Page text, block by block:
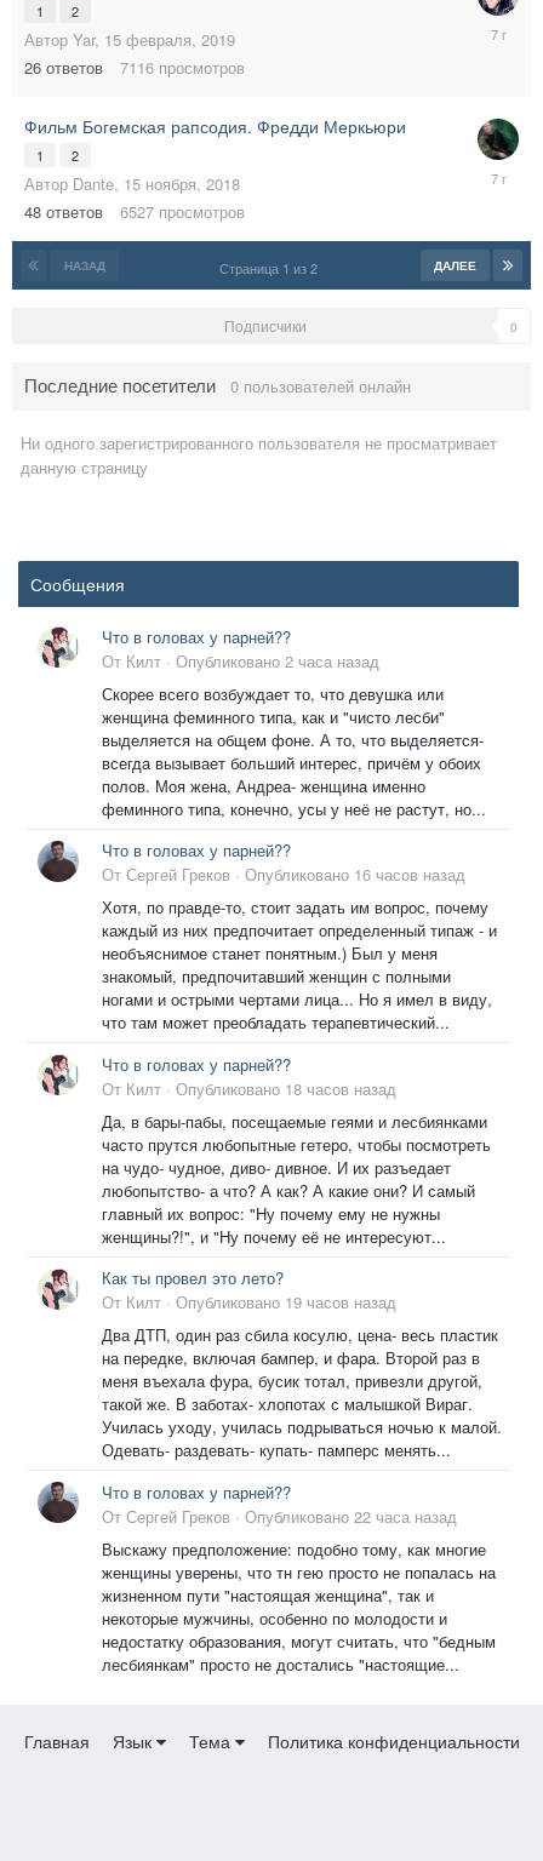
1 2
Автор Yar, 15 февраля, 2019
26 ответов 7116 просмотров
16
Фильм Богемская рапсодия. Фредди Меркьюри
1 2
Автор Dante, 15 ноября, 2018
48 ответов 6527 просмотров
30
ноября,
НАЗАД ДАЛЕЕ
Страница 1 из 2
Подписчики 0
Последние посетители 0 пользователей онлайн
Ни одного зарегистрированного пользователя не просматривает
данную страницу
Сообщения
Что в головах у парней??
От Килт · Опубликовано 2 часа назад
Скорее всего возбуждает то, что девушка или
женщина феминного типа, как и "чисто лесби"
выделяется на общем фоне. А то, что выделяется-
всегда вызывает больший интерес, причём у обоих
полов. Моя жена, Андреа- женщина именно
феминного типа, конечно, усы у неё не растут, но...
Что в головах у парней??
От Сергей Греков · Опубликовано 16 часов назад
Хотя, по правде-то, стоит задать им вопрос, почему
каждый из них предпочитает определенный типаж - и
необъяснимое станет понятным.) Был у меня
знакомый, предпочитавший женщин с полными
ногами и острыми чертами лица... Но я имел в виду,
что там может преобладать терапевтический...
Что в головах у парней??
От Килт · Опубликовано 18 часов назад
Да, в бары-пабы, посещаемые геями и лесбиянками
часто прутся любопытные гетеро, чтобы посмотреть
на чудо- чудное, диво- дивное. И их разъедает
любопытство- а что? А как? А какие они? И самый
главный их вопрос: "Ну почему ему не нужны
женщины?!", и "Ну почему её не интересуют...
Как ты провел это лето?
От Килт · Опубликовано 19 часов назад
Два ДТП, один раз сбила косулю, цена- весь пластик
на передке, включая бампер, и фара. Второй раз в
меня въехала фура, бусик тотал, привезли другой,
такой же. В заботах- хлопотах с малышкой Вираг.
Училась уходу, училась подрываться ночью к малой.
Одевать- раздевать- купать- памперс менять...
Что в головах у парней??
От Сергей Греков · Опубликовано 22 часа назад
Выскажу предположение: подобно тому, как многие
женщины уверены, что тн гею просто не попалась на
жизненном пути "настоящая женщина", так и
некоторые мужчины, особенно по молодости и
недостатку образования, могут считать, что "бедным
лесбиянкам" просто не достались "настоящие...
Главная Язык Тема Политика конфиденциальности